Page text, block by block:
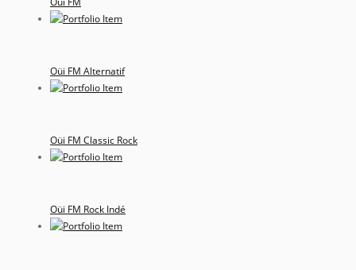
Oüi FM Alternatif
Oüi FM Classic Rock
Oüi FM Rock Indé